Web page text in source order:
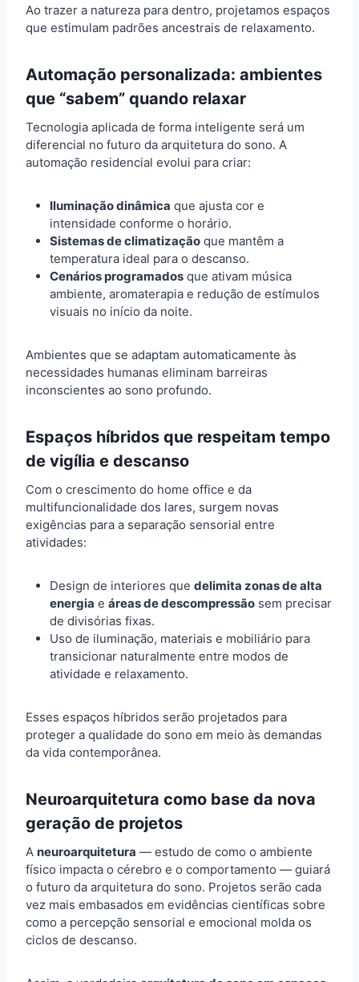
Ao trazer a natureza para dentro, projetamos espaços
que estimulam padrões ancestrais de relaxamento.
Automação personalizada: ambientes
que “sabem” quando relaxar
Tecnologia aplicada de forma inteligente será um
diferencial no futuro da arquitetura do sono. A
automação residencial evolui para criar:
Iluminação dinâmica que ajusta cor e
intensidade conforme o horário.
Sistemas de climatização que mantêm a
temperatura ideal para o descanso.
Cenários programados que ativam música
ambiente, aromaterapia e redução de estímulos
visuais no início da noite.
Ambientes que se adaptam automaticamente às
necessidades humanas eliminam barreiras
inconscientes ao sono profundo.
Espaços híbridos que respeitam tempo
de vigília e descanso
Com o crescimento do home office e da
multifuncionalidade dos lares, surgem novas
exigências para a separação sensorial entre
atividades:
Design de interiores que delimita zonas de alta
energia e áreas de descompressão sem precisar
de divisórias fixas.
Uso de iluminação, materiais e mobiliário para
transicionar naturalmente entre modos de
atividade e relaxamento.
Esses espaços híbridos serão projetados para
proteger a qualidade do sono em meio às demandas
da vida contemporânea.
Neuroarquitetura como base da nova
geração de projetos
A neuroarquitetura — estudo de como o ambiente
físico impacta o cérebro e o comportamento — guiará
o futuro da arquitetura do sono. Projetos serão cada
vez mais embasados em evidências científicas sobre
como a percepção sensorial e emocional molda os
ciclos de descanso.